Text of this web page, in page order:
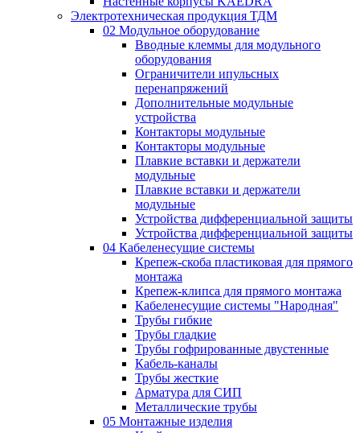
Электротехническая продукция ТДМ
02 Модульное оборудование
Вводные клеммы для модульного
оборудования
Ограничители ипульсных
перенапряжений
Дополнительные модульные
устройства
Контакторы модульные
Контакторы модульные
Плавкие вставки и держатели
модульные
Плавкие вставки и держатели
модульные
Устройства дифференциальной защиты
Устройства дифференциальной защиты
04 Кабеленесущие системы
Крепеж-скоба пластиковая для прямого
монтажа
Крепеж-клипса для прямого монтажа
Кабеленесущие системы "Народная"
Трубы гибкие
Трубы гладкие
Трубы гофрированные двустенные
Кабель-каналы
Трубы жесткие
Арматура для СИП
Металлические трубы
05 Монтажные изделия